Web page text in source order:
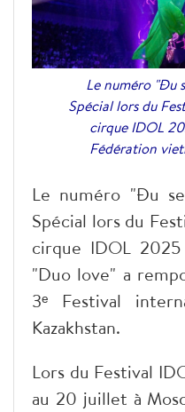
Le numéro "Đu
Spécial lors du
cirque IDOL
Fédération
Le numéro "Đu
Spécial lors du
cirque IDOL
"Duo love" a
3ᵉ Festival
Kazakhstan.
Lors du Festival
au 20 juillet à